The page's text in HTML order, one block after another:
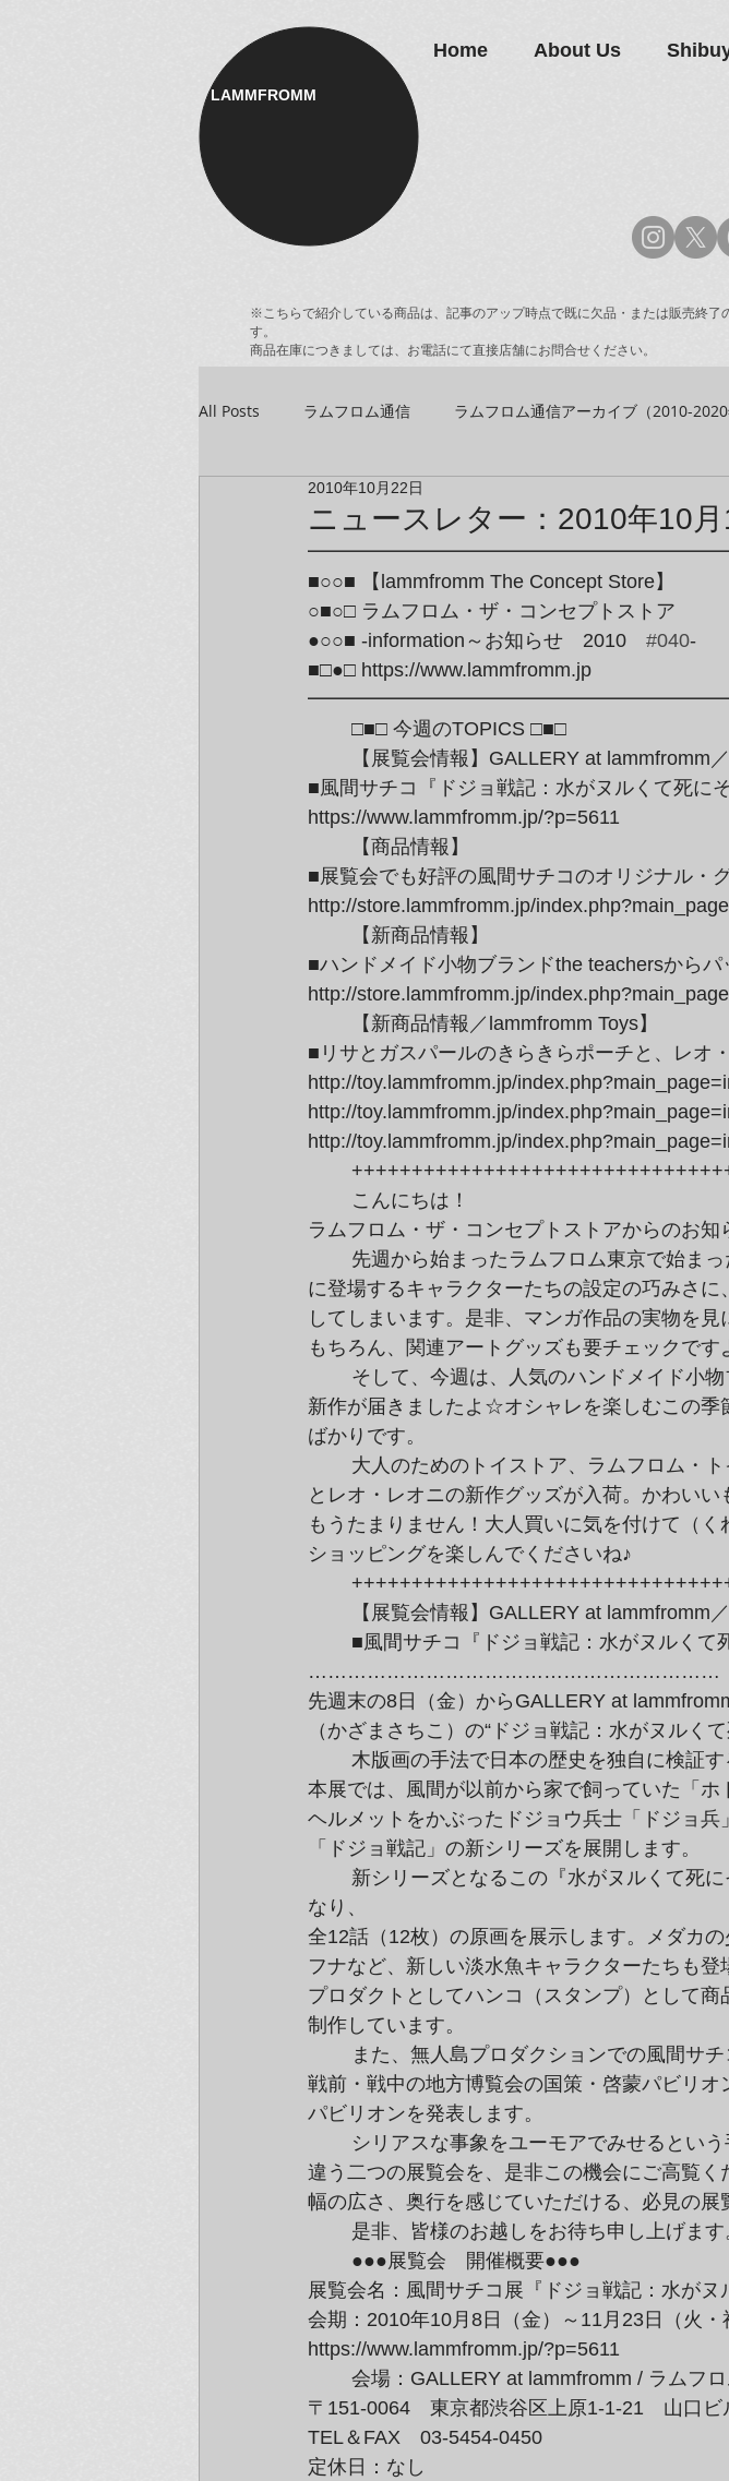
LAMMFROMM​
Home About Us
※こちらで紹介している商品は、記事のアップ時点で既に欠品・または販売終
す。
商品在庫につきましては、お電話にて直接店舗にお問合せください。
All Posts ラムフロム通信 ラムフロム通信アーカイブ（2010-2020
アーティスト＆クリエイター紹介
ニュースレター：2010年10
2010年10月22日
■○○■ 【lammfromm The Concept Store】
○■○□ ラムフロム・ザ・コンセプトストア
●○○■ -information～お知らせ　2010 #040-
■□●□ https://www.lammfromm.jp
	□■□ 今週のTOPICS □■□
■風間サチコ『ドジョ戦記：水がヌルくて死に
https://www.lammfromm.jp/?p=5611
■展覧会でも好評の風間サチコのオリジナル・
http://store.lammfromm.jp/
■ハンドメイド小物ブランドthe teachersから
http://store.lammfromm.jp/
■リサとガスパールのきらきらポーチと、レオ
http://toy.lammfromm.jp/
http://toy.lammfromm.jp/
http://toy.lammfromm.jp/
ラムフロム・ザ・コンセプトストアからのお知
に登場するキャラクターたちの設定の巧みさに
してしまいます。是非、マンガ作品の実物を見
もちろん、関連アートグッズも要チェックです
新作が届きましたよ☆オシャレを楽しむこの季
ばかりです。
とレオ・レオニの新作グッズが入荷。かわいい
もうたまりません！大人買いに気を付けて（く
ショッピングを楽しんでくださいね♪
【展覧会情報】GALLERY at
………………………………………………………
先週末の8日（金）からGALLERY at
（かざまさちこ）の“ドジョ戦記：水がヌルくて
本展では、風間が以前から家で飼っていた「ホ
ヘルメットをかぶったドジョウ兵士「ドジョ兵
「ドジョ戦記」の新シリーズを展開します。
なり、
全12話（12枚）の原画を展示します。メダカ
フナなど、新しい淡水魚キャラクターたちも
プロダクトとしてハンコ（スタンプ）として
制作しています。
戦前・戦中の地方博覧会の国策・啓蒙パビリ
パビリオンを発表します。
違う二つの展覧会を、是非この機会にご高覧
幅の広さ、奥行を感じていただける、必見の展
是非、皆様のお越しをお待ち申し上げます
展覧会名：風間サチコ展『ドジョ戦記：水がヌ
会期：2010年10月8日（金）～11月23日（火・
https://www.lammfromm.jp/?p=5611
〒151-0064　東京都渋谷区上原1-1-21　山口ビ
TEL＆FAX　03-5454-0450
定休日：なし